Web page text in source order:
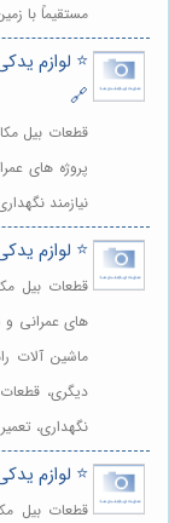
مستقیماً با
⭐️ لوازم
🔗
قطعات بیل
پروژه های
نیازمند
⭐️ لوازم
قطعات بیل
های عمرانی و
ماشین آلات
دیگری،
نگهداری،
⭐️ لوازم
قطعات بیل